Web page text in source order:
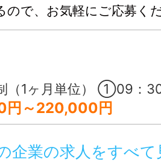
ので、お気軽にご応募く
①09：30～18：30 ②12：00～21：00 ※①②シフ
円～220,000円
企業の求人をすべて